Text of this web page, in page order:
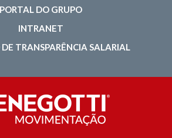
PORTAL DO GRUPO
INTRANET
TRANSPARÊNCIA SALARIAL